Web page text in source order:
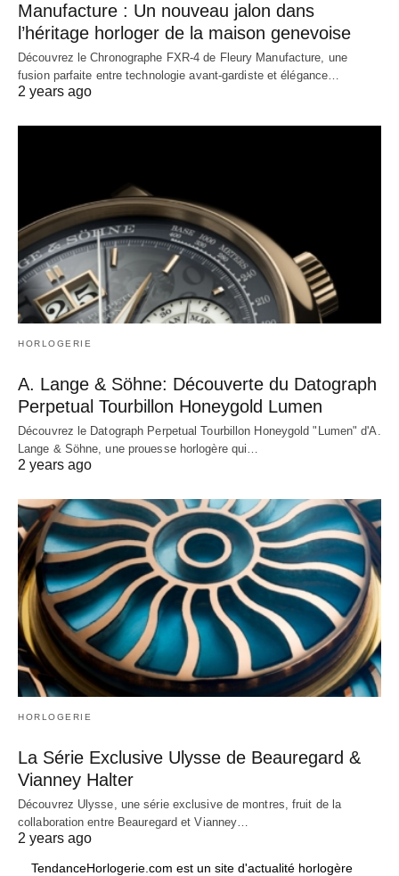
Manufacture : Un nouveau jalon dans
l’héritage horloger de la maison genevoise
Découvrez le Chronographe FXR-4 de Fleury Manufacture, une
fusion parfaite entre technologie avant-gardiste et élégance…
2 years ago
HORLOGERIE
A. Lange & Söhne: Découverte du Datograph
Perpetual Tourbillon Honeygold Lumen
Découvrez le Datograph Perpetual Tourbillon Honeygold "Lumen" d'A.
Lange & Söhne, une prouesse horlogère qui…
2 years ago
HORLOGERIE
La Série Exclusive Ulysse de Beauregard &
Vianney Halter
Découvrez Ulysse, une série exclusive de montres, fruit de la
collaboration entre Beauregard et Vianney…
2 years ago
TendanceHorlogerie.com est un site d'actualité horlogère